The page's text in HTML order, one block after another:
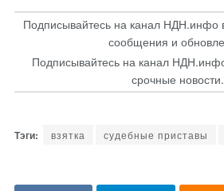
Подписывайтесь на канал НДН.инфо
сообщения и
Подписывайтесь на канал
срочные новости.
взятка судебные приставы